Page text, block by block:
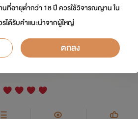
บลูกหนีอินิกม่าปาก
เมซัง
นที่อายุต่ำกว่า 18 ปี ควรใช้วิจารณญาน ใน
ได้รับคำแนะนำจากผู้ใหญ่
ตกลง